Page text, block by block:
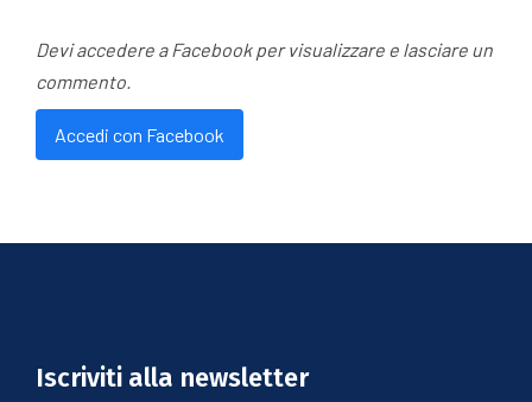
Devi accedere a Facebook per visualizzare e lasciare un
commento.
Accedi con Facebook
Iscriviti alla newsletter